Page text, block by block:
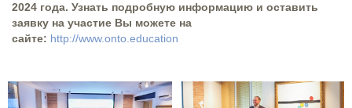
2024 года. Узнать подробную информацию и оставить
заявку на участие Вы можете на
сайте: http://www.onto.education